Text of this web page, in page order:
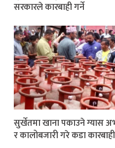
सरकारले कारबाही गर्ने
सुर्खेतमा खाना पकाउने ग्यास
र कालोबजारी गरे कडा